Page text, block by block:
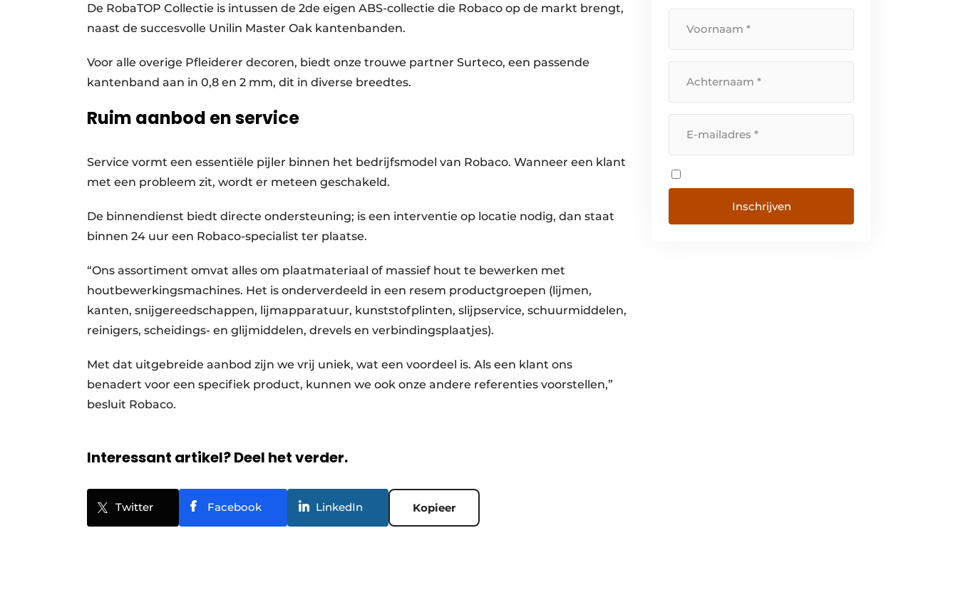
De RobaTOP Collectie is intussen de 2de eigen ABS-collectie die Robaco op de markt brengt,
naast de succesvolle Unilin Master Oak kantenbanden.
Voor alle overige Pfleiderer decoren, biedt onze trouwe partner Surteco, een passende
kantenband aan in 0,8 en 2 mm, dit in diverse breedtes.
Ruim aanbod en service
Service vormt een essentiële pijler binnen het bedrijfsmodel van Robaco. Wanneer een klant
met een probleem zit, wordt er meteen geschakeld.
De binnendienst biedt directe ondersteuning; is een interventie op locatie nodig, dan staat
binnen 24 uur een Robaco-specialist ter plaatse.
“Ons assortiment omvat alles om plaatmateriaal of massief hout te bewerken met
houtbewerkingsmachines. Het is onderverdeeld in een resem productgroepen (lijmen,
kanten, snijgereedschappen, lijmapparatuur, kunststofplinten, slijpservice, schuurmiddelen,
reinigers, scheidings- en glijmiddelen, drevels en verbindingsplaatjes).
Met dat uitgebreide aanbod zijn we vrij uniek, wat een voordeel is. Als een klant ons
benadert voor een specifiek product, kunnen we ook onze andere referenties voorstellen,”
besluit Robaco.
Interessant artikel? Deel het verder.
Twitter Facebook LinkedIn Kopieer
Wij leveren u gepaste producten
van gerenommeerde
leveranciers inclusief correct
technisch advies. Samen […]